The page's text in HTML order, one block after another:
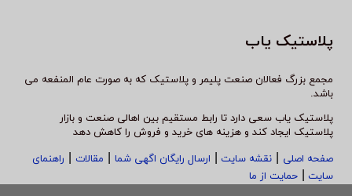
پلاستیک یاب
مجمع بزرگ فعالان صنعت پلیمر و پلاستیک که به صورت عام المنفعه می
باشد.
پلاستیک یاب سعی دارد تا رابط مستقیم بین اهالی صنعت و بازار
پلاستیک ایجاد کند و هزینه های خرید و فروش را کاهش دهد
صفحه اصلی
نقشه سایت ارسال رایگان اگهی شما مقالات
راهنمای
سایت
حمایت از ما